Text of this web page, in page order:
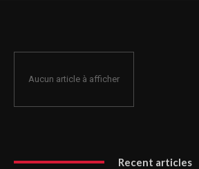
Aucun article à afficher
Recent articles